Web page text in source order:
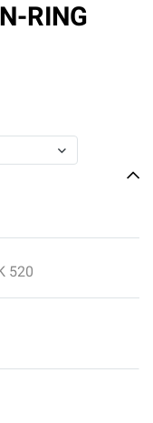
RING
520